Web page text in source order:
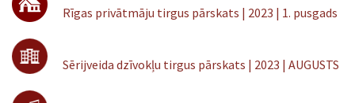
Rīgas privātmāju tirgus pārskats | 2023 | 1. pusgads
Sērijveida dzīvokļu tirgus pārskats | 2023 | AUGUSTS